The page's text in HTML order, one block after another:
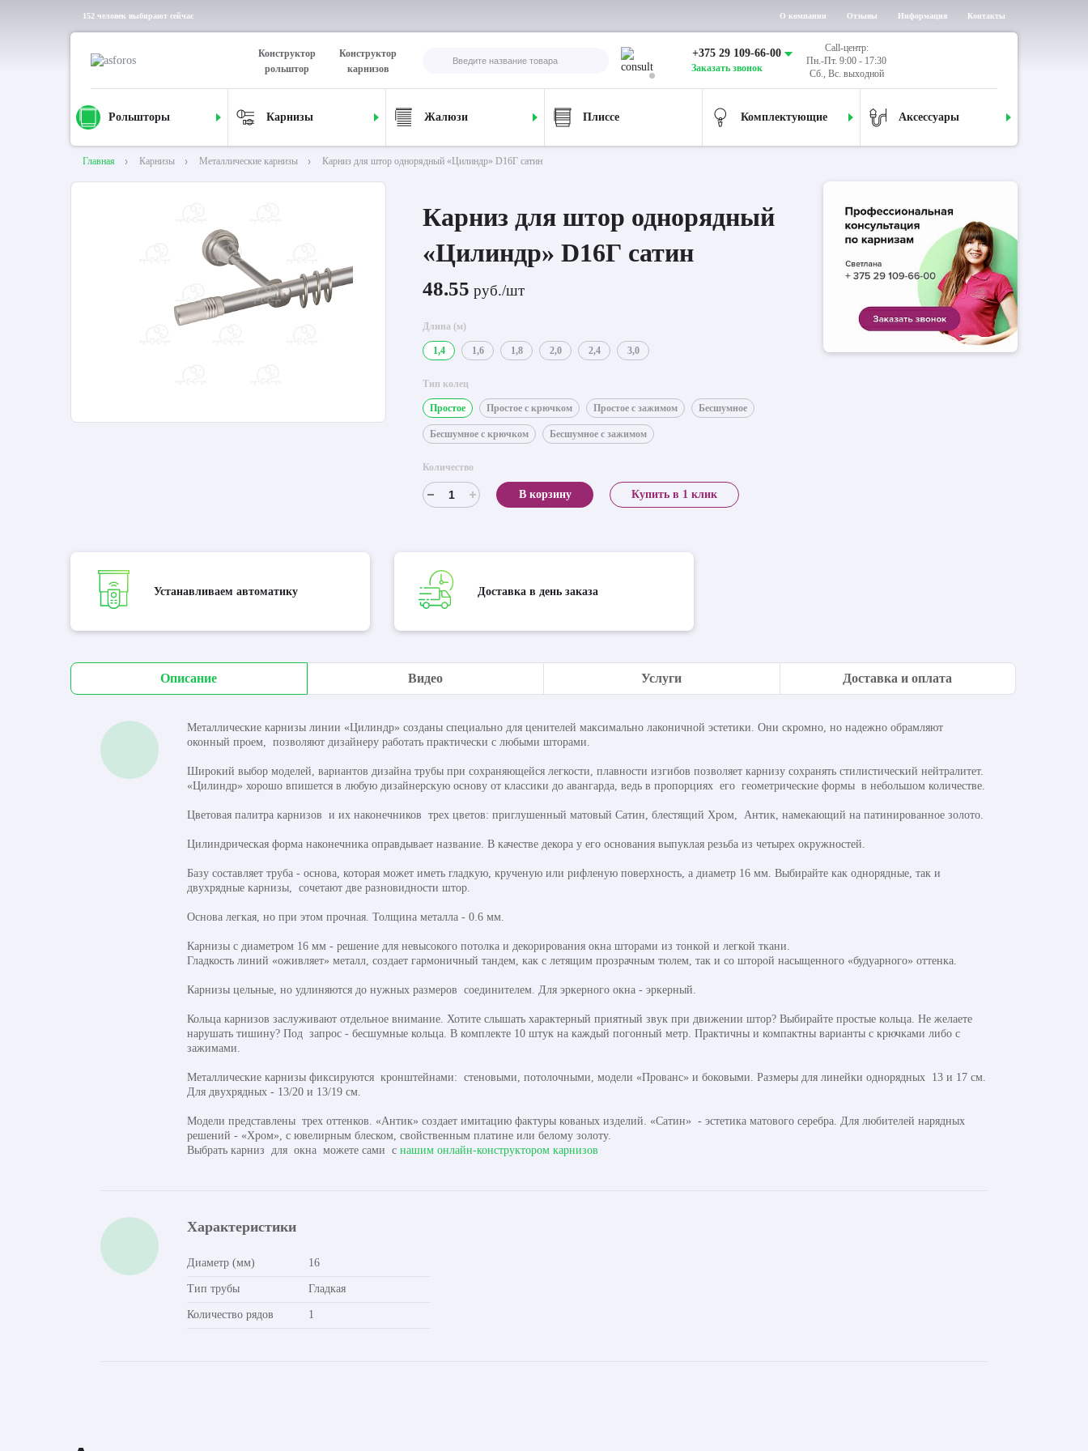
152 человек выбирают сейчас О компании Отзывы Информация Контакты
Конструктор
рольштор
Конструктор
карнизов
+375 29 109-66-00
Заказать звонок
Call-центр:
Пн.-Пт. 9:00 - 17:30
Сб., Вс. выходной
Рольшторы Карнизы Жалюзи Плиссе Комплектующие Аксессуары
Главная Карнизы Металлические карнизы Карниз для штор однорядный «Цилиндр» D16Г сатин
Карниз для штор однорядный
«Цилиндр» D16Г сатин
48.55 руб./шт
Длина (м)
1,4 1,6 1,8 2,0 2,4 3,0
Тип колец
Простое Простое с крючком Простое с зажимом Бесшумное
Бесшумное с крючком Бесшумное с зажимом
Количество
В корзину Купить в 1 клик
Устанавливаем автоматику Доставка в день заказа
Описание Видео Услуги Доставка и оплата
Металлические карнизы линии «Цилиндр» созданы специально для ценителей максимально лаконичной эстетики. Они скромно, но надежно обрамляют
оконный проем, позволяют дизайнеру работать практически с любыми шторами.
Широкий выбор моделей, вариантов дизайна трубы при сохраняющейся легкости, плавности изгибов позволяет карнизу сохранять стилистический нейтралитет.
«Цилиндр» хорошо впишется в любую дизайнерскую основу от классики до авангарда, ведь в пропорциях его геометрические формы в небольшом количестве.
Цветовая палитра карнизов и их наконечников трех цветов: приглушенный матовый Сатин, блестящий Хром, Антик, намекающий на патинированное золото.
Цилиндрическая форма наконечника оправдывает название. В качестве декора у его основания выпуклая резьба из четырех окружностей.
Базу составляет труба - основа, которая может иметь гладкую, крученую или рифленую поверхность, а диаметр 16 мм. Выбирайте как однорядные, так и
двухрядные карнизы, сочетают две разновидности штор.
Основа легкая, но при этом прочная. Толщина металла - 0.6 мм.
Карнизы с диаметром 16 мм - решение для невысокого потолка и декорирования окна шторами из тонкой и легкой ткани.
Гладкость линий «оживляет» металл, создает гармоничный тандем, как с летящим прозрачным тюлем, так и со шторой насыщенного «будуарного» оттенка.
Карнизы цельные, но удлиняются до нужных размеров соединителем. Для эркерного окна - эркерный.
Кольца карнизов заслуживают отдельное внимание. Хотите слышать характерный приятный звук при движении штор? Выбирайте простые кольца. Не желаете
нарушать тишину? Под запрос - бесшумные кольца. В комплекте 10 штук на каждый погонный метр. Практичны и компактны варианты с крючками либо с
зажимами.
Металлические карнизы фиксируются кронштейнами: стеновыми, потолочными, модели «Прованс» и боковыми. Размеры для линейки однорядных 13 и 17 см.
Для двухрядных - 13/20 и 13/19 см.
Модели представлены трех оттенков. «Антик» создает имитацию фактуры кованых изделий. «Сатин» - эстетика матового серебра. Для любителей нарядных
решений - «Хром», с ювелирным блеском, свойственным платине или белому золоту.
Выбрать карниз для окна можете сами с нашим онлайн-конструктором карнизов
Характеристики
Диаметр (мм) 16
Тип трубы Гладкая
Количество рядов 1